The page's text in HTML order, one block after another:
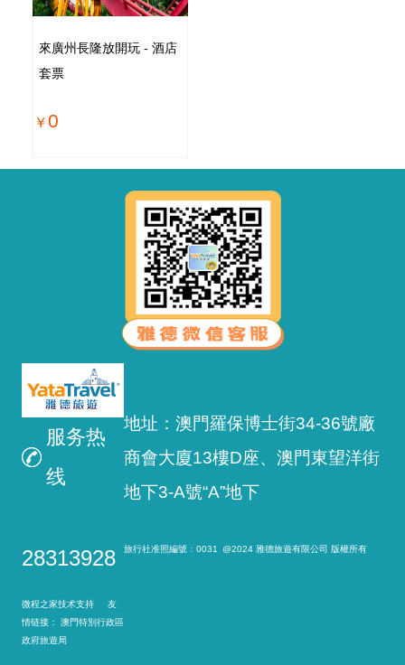
來廣州長隆放開玩 - 酒店
套票
0
服务热
线
地址：澳門羅保博士街34-36號廠
商會大廈13樓D座、澳門東望洋街
地下3-A號“A”地下
28313928 旅行社准照編號﹕0031 @2024 雅德旅遊有限公司 版權所有
微程之家技术支持 友
情链接： 澳門特別行政區
政府旅遊局